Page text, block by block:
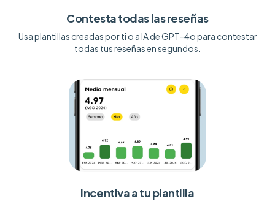
Contesta todas las reseñas
Usa plantillas creadas por ti o a IA de GPT-4o para contestar
todas tus reseñas en segundos.
Incentiva a tu plantilla